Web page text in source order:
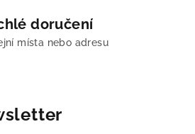
doručení
místa nebo adresu